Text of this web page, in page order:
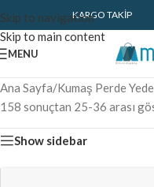
Skip to navigation
Skip to main content
KARGO TAKIP
MENU
Ana Sayfa/Kumaş Perde
158 sonuçtan 25-36 arası
Show sidebar